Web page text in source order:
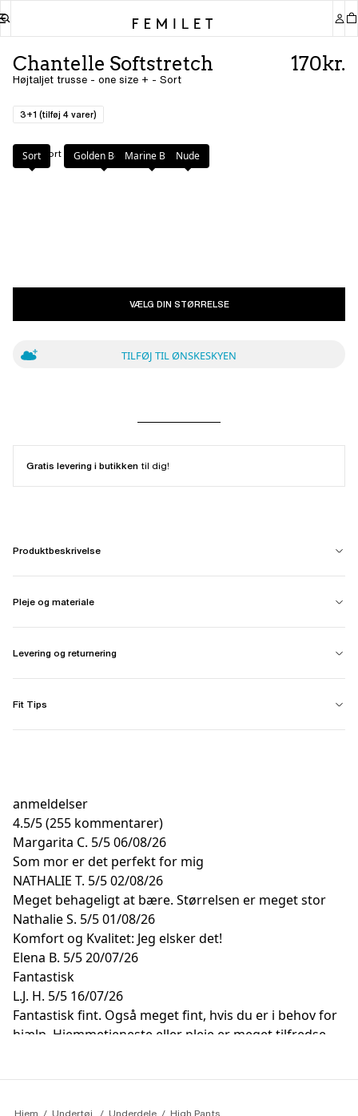
Chantelle Softstretch
Højtaljet trusse - one size + - Sort
170kr.
3+1 (tilføj 4 varer)
Farve: Sort
Sort Golden BeigeMarine BlueNude
VÆLG DIN STØRRELSE
TILFØJ TIL ØNSKESKYEN
Gratis levering i butikken til dig!
Produktbeskrivelse
Pleje og materiale
Levering og returnering
Fit Tips
anmeldelser
4.5/5(255 kommentarer)
Margarita C. 5/506/08/26
Som mor er det perfekt for mig
NATHALIE T. 5/502/08/26
Meget behageligt at bære. Størrelsen er meget stor
Nathalie S. 5/501/08/26
Komfort og Kvalitet: Jeg elsker det!
Elena B. 5/520/07/26
Fantastisk
L.J. H. 5/5 16/07/26
Fantastisk fint. Også meget fint, hvis du er i behov for
hjælp. Hjemmetjeneste eller pleje er meget tilfredse
Hjem Undertøj Underdele High Pants